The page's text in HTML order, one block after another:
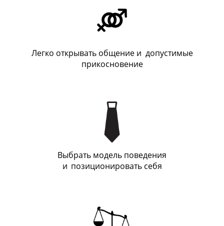
Легко открывать общение и допустимые
прикосновение
Выбрать модель поведения
и позиционировать себя